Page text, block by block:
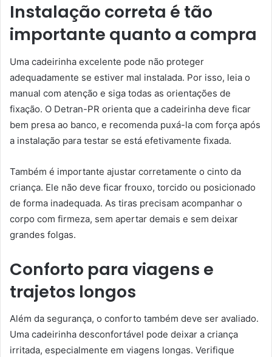
Instalação correta é tão
importante quanto a compra
Uma cadeirinha excelente pode não proteger
adequadamente se estiver mal instalada. Por isso, leia o
manual com atenção e siga todas as orientações de
fixação. O Detran-PR orienta que a cadeirinha deve ficar
bem presa ao banco, e recomenda puxá-la com força após
a instalação para testar se está efetivamente fixada.
Também é importante ajustar corretamente o cinto da
criança. Ele não deve ficar frouxo, torcido ou posicionado
de forma inadequada. As tiras precisam acompanhar o
corpo com firmeza, sem apertar demais e sem deixar
grandes folgas.
Conforto para viagens e
trajetos longos
Além da segurança, o conforto também deve ser avaliado.
Uma cadeirinha desconfortável pode deixar a criança
irritada, especialmente em viagens longas. Verifique